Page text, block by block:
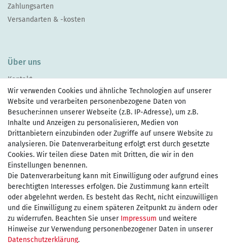
Zahlungsarten
Versandarten & -kosten
Über uns
Kontakt
Zahlen Sie bequem per
Wir versenden mit
kostenfreie Lieferung
innerhalb Deutschland ab 75€
Wir verwenden Cookies und ähnliche Technologien auf unserer
Website und verarbeiten personenbezogene Daten von
Besucher:innen unserer Webseite (z.B. IP-Adresse), um z.B.
Inhalte und Anzeigen zu personalisieren, Medien von
Drittanbietern einzubinden oder Zugriffe auf unsere Website zu
analysieren. Die Datenverarbeitung erfolgt erst durch gesetzte
Cookies. Wir teilen diese Daten mit Dritten, die wir in den
Einstellungen benennen.
Die Datenverarbeitung kann mit Einwilligung oder aufgrund eines
berechtigten Interesses erfolgen. Die Zustimmung kann erteilt
oder abgelehnt werden. Es besteht das Recht, nicht einzuwilligen
und die Einwilligung zu einem späteren Zeitpunkt zu ändern oder
zu widerrufen. Beachten Sie unser Impressum und weitere
Hinweise zur Verwendung personenbezogener Daten in unserer
Daten­schutz­erklärung.